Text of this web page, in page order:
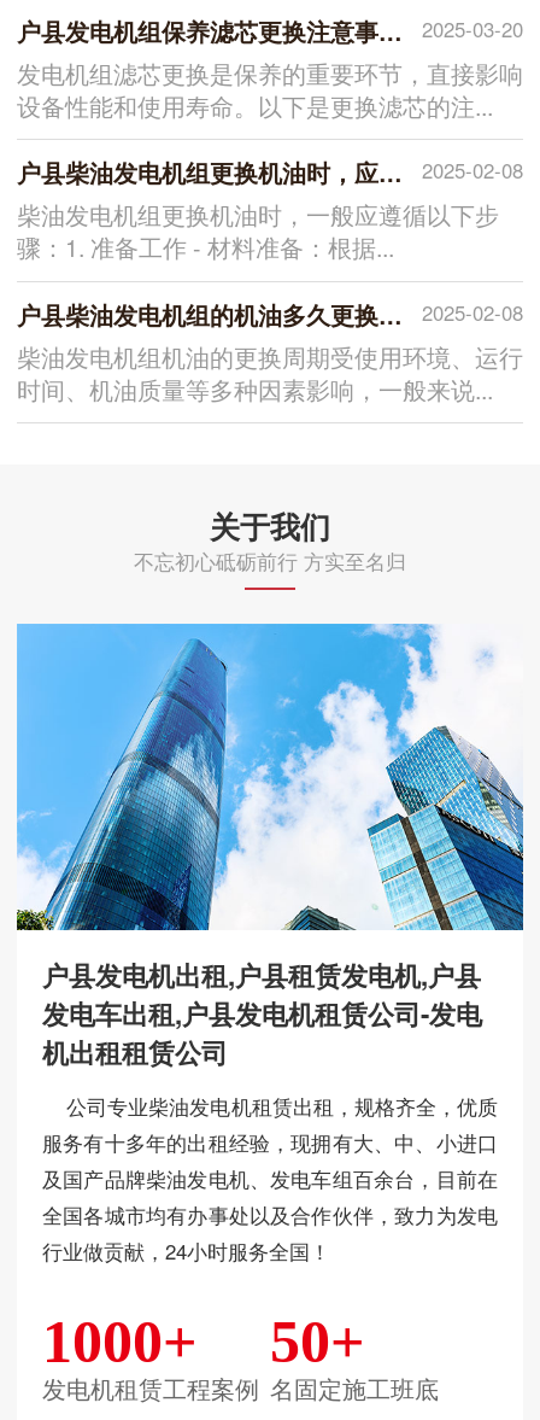
2025-03-20
户县发电机组保养滤芯更换注意事项？
发电机组滤芯更换是保养的重要环节，直接影响
设备性能和使用寿命。以下是更换滤芯的注...
2025-02-08
户县柴油发电机组更换机油时，应遵循哪些步骤？
柴油发电机组更换机油时，一般应遵循以下步
骤：1. 准备工作 - 材料准备：根据...
2025-02-08
户县柴油发电机组的机油多久更换一次比较合适？
柴油发电机组机油的更换周期受使用环境、运行
时间、机油质量等多种因素影响，一般来说...
关于我们
不忘初心砥砺前行 方实至名归
户县发电机出租,户县租赁发电机,户县
发电车出租,户县发电机租赁公司-发电
机出租租赁公司
公司专业柴油发电机租赁出租，规格齐全，优质
服务有十多年的出租经验，现拥有大、中、小进口
及国产品牌柴油发电机、发电车组百余台，目前在
全国各城市均有办事处以及合作伙伴，致力为发电
行业做贡献，24小时服务全国！
1000+
发电机租赁工程案例
50+
名固定施工班底